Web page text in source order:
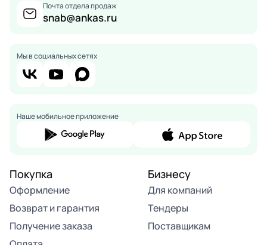
Почта отдела продаж
snab@ankas.ru
Мы в социальных сетях
Наше мобильное приложение
Покупка
Оформление
Возврат и гарантия
Получение заказа
Бизнесу
Для компаний
Тендеры
Поставщикам